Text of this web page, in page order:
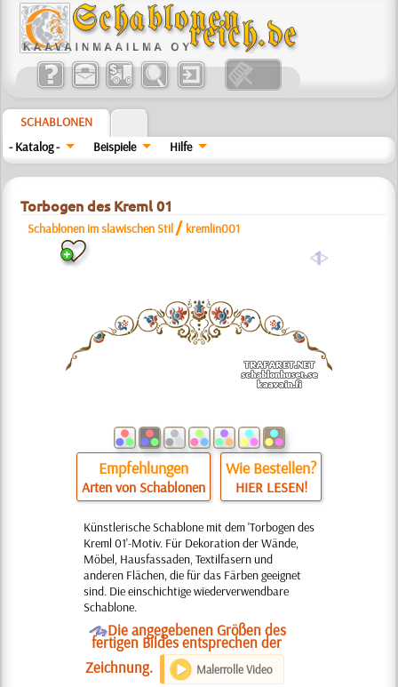
SCHABLONEN
- Katalog -
Beispiele Hilfe
Torbogen des Kreml 01
Schablonen im slawischen Stil / kremlin001
a
Empfehlungen
Arten von Schablonen
Wie Bestellen?
HIER LESEN!
Künstlerische Schablone mit dem 'Torbogen des
Kreml 01'-Motiv. Für Dekoration der Wände,
Möbel, Hausfassaden, Textilfasern und
anderen Flächen, die für das Färben geeignet
sind. Die einschichtige wiederverwendbare
Schablone.
ODie angegebenen Größen des
fertigen Bildes entsprechen der
Zeichnung.
Malerrolle Video